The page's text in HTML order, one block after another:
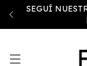
SEGUÍ